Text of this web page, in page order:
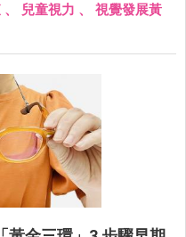
、 兒童視力 、 視覺發展黃